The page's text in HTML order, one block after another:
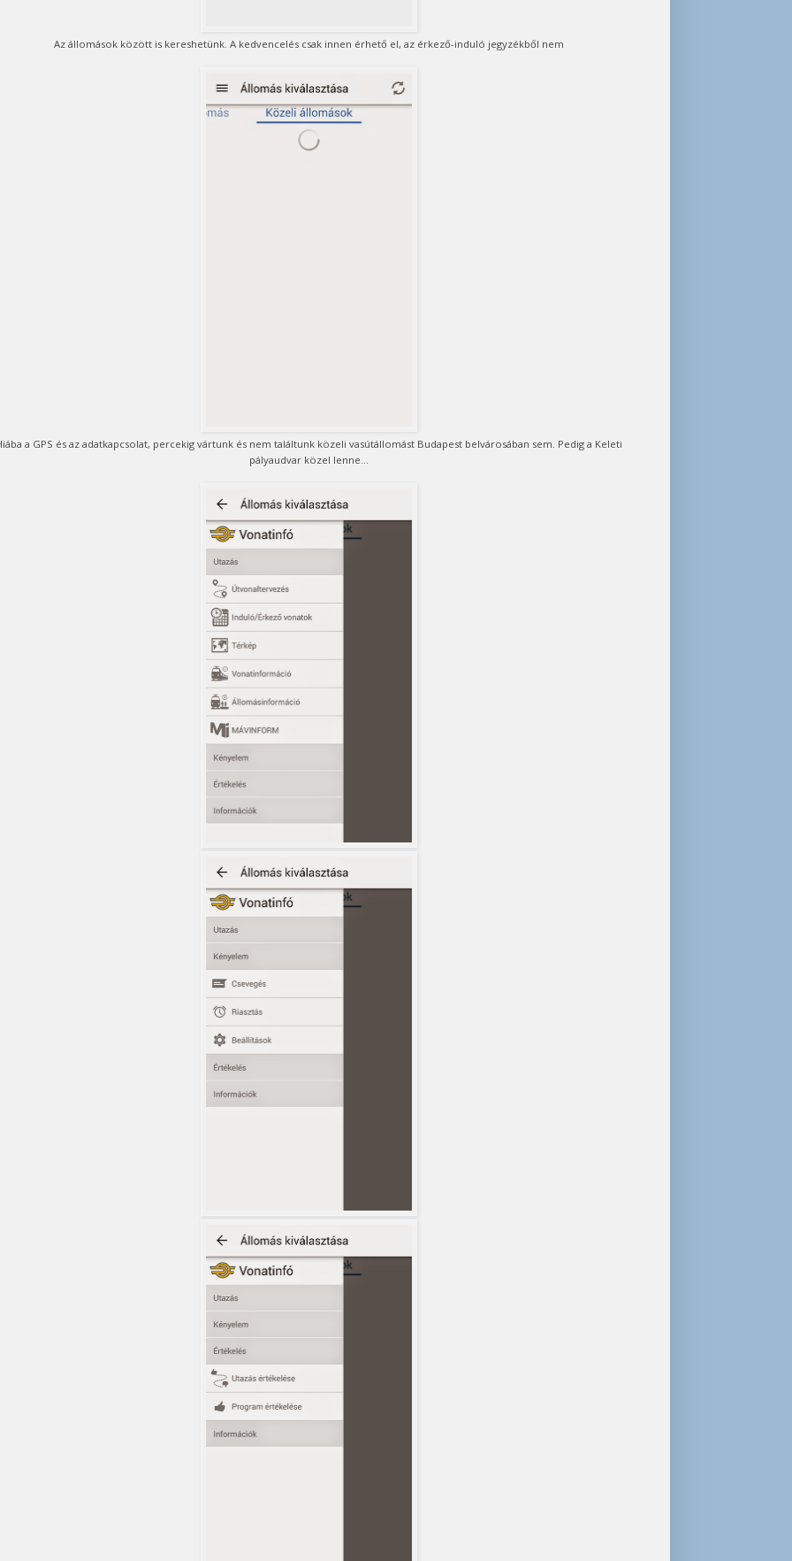
Az állomások között is kereshetünk. A kedvencelés csak innen érhető el, az érkező-induló jegyzékből nem
a GPS és az adatkapcsolat, percekig vártunk és nem találtunk közeli vasútállomást Budapest belvárosában sem. Pedig a Keleti
pályaudvar közel lenne...